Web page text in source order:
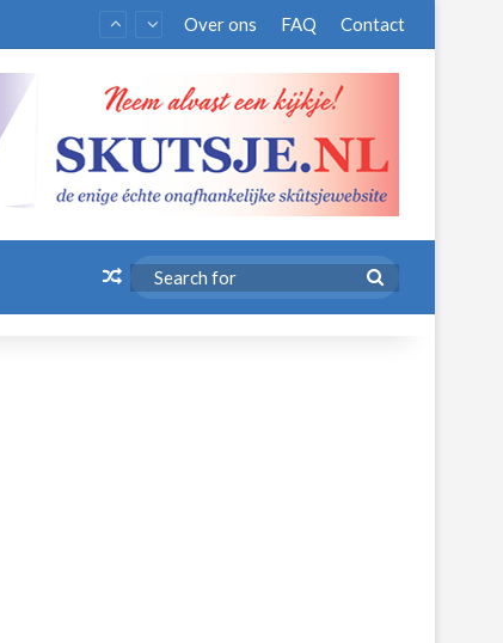
Over ons FAQ Contact
Random Article
for